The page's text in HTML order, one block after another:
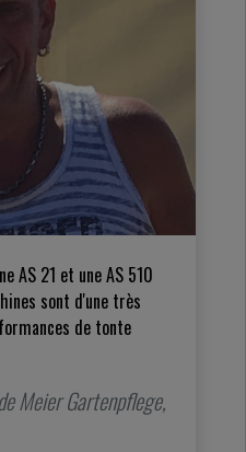
AS 21 et une AS 510
sont d'une très
de tonte
Meier Gartenpflege,